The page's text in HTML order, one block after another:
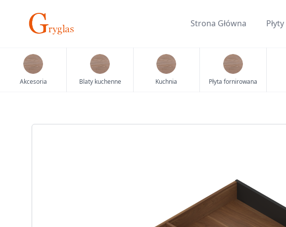
Strona Główna Płyty
Akcesoria Blaty kuchenne Kuchnia Płyta fornirowana